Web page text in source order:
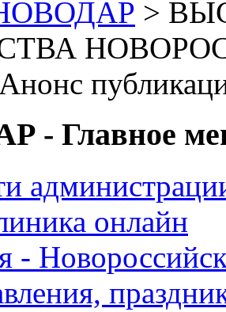
НОВОДАР >
- Главное
онлайн
-